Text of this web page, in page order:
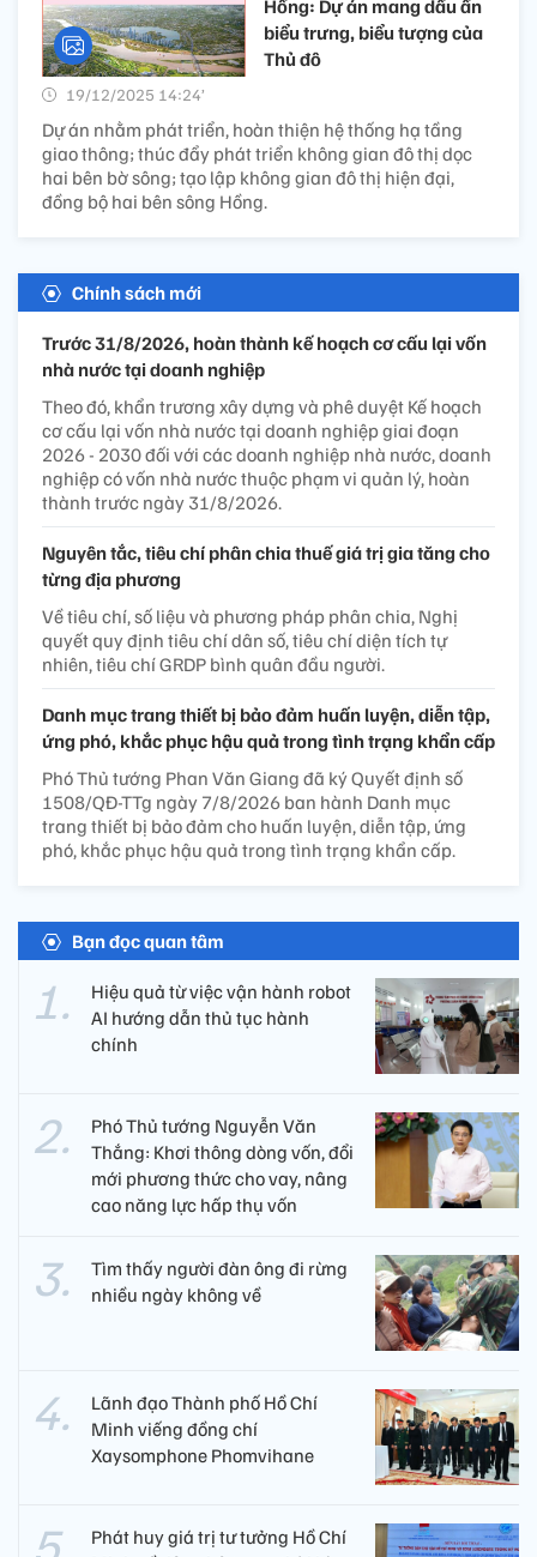
Hồng: Dự án mang dấu ấn
biểu trưng, biểu tượng của
Thủ đô
19/12/2025 14:24’
Dự án nhằm phát triển, hoàn thiện hệ thống hạ tầng
giao thông; thúc đẩy phát triển không gian đô thị dọc
hai bên bờ sông; tạo lập không gian đô thị hiện đại,
đồng bộ hai bên sông Hồng.
Chính sách mới
Trước 31/8/2026, hoàn thành kế hoạch cơ cấu lại vốn
nhà nước tại doanh nghiệp
Theo đó, khẩn trương xây dựng và phê duyệt Kế hoạch
cơ cấu lại vốn nhà nước tại doanh nghiệp giai đoạn
2026 - 2030 đối với các doanh nghiệp nhà nước, doanh
nghiệp có vốn nhà nước thuộc phạm vi quản lý, hoàn
thành trước ngày 31/8/2026.
Nguyên tắc, tiêu chí phân chia thuế giá trị gia tăng cho
từng địa phương
Về tiêu chí, số liệu và phương pháp phân chia, Nghị
quyết quy định tiêu chí dân số, tiêu chí diện tích tự
nhiên, tiêu chí GRDP bình quân đầu người.
Danh mục trang thiết bị bảo đảm huấn luyện, diễn tập,
ứng phó, khắc phục hậu quả trong tình trạng khẩn cấp
Phó Thủ tướng Phan Văn Giang đã ký Quyết định số
1508/QĐ-TTg ngày 7/8/2026 ban hành Danh mục
trang thiết bị bảo đảm cho huấn luyện, diễn tập, ứng
phó, khắc phục hậu quả trong tình trạng khẩn cấp.
Bạn đọc quan tâm
Hiệu quả từ việc vận hành robot
AI hướng dẫn thủ tục hành
chính
Phó Thủ tướng Nguyễn Văn
Thắng: Khơi thông dòng vốn, đổi
mới phương thức cho vay, nâng
cao năng lực hấp thụ vốn
Tìm thấy người đàn ông đi rừng
nhiều ngày không về
Lãnh đạo Thành phố Hồ Chí
Minh viếng đồng chí
Xaysomphone Phomvihane
Phát huy giá trị tư tưởng Hồ Chí